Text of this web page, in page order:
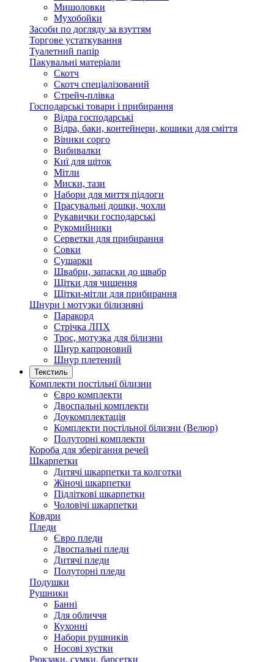
Мишоловки
Мухобойки
Засоби по догляду за взуттям
Торгове устаткування
Туалетний папір
Пакувальні матеріали
Скотч
Скотч спеціалізований
Стрейч-плівка
Господарські товари і прибирання
Відра господарські
Відра, баки, контейнери, кошики для сміття
Віники сорго
Вибивалки
Киї для щіток
Мітли
Миски, тази
Набори для миття підлоги
Прасувальні дошки, чохли
Рукавички господарські
Рукомийники
Серветки для прибирання
Совки
Сушарки
Швабри, запаски до швабр
Щітки для чищення
Щітки-мітли для прибирання
Шнури і мотузки білизняні
Паракорд
Стрічка ЛПХ
Трос, мотузка для білизни
Шнур капроновий
Шнур плетений
Текстиль
Комплекти постільнї білизни
Євро комплекти
Двоспальні комплекти
Доукомплектація
Комплекти постільної білизни (Велюр)
Полуторні комплекти
Короба для зберігання речей
Шкарпетки
Дитячі шкарпетки та колготки
Жіночі шкарпетки
Підліткові шкарпетки
Чоловічі шкарпетки
Ковдри
Пледи
Євро пледи
Двоспальні пледи
Дитячі пледи
Полуторні пледи
Подушки
Рушники
Банні
Для обличчя
Кухонні
Набори рушників
Носові хустки
Рюкзаки, сумки, барсетки